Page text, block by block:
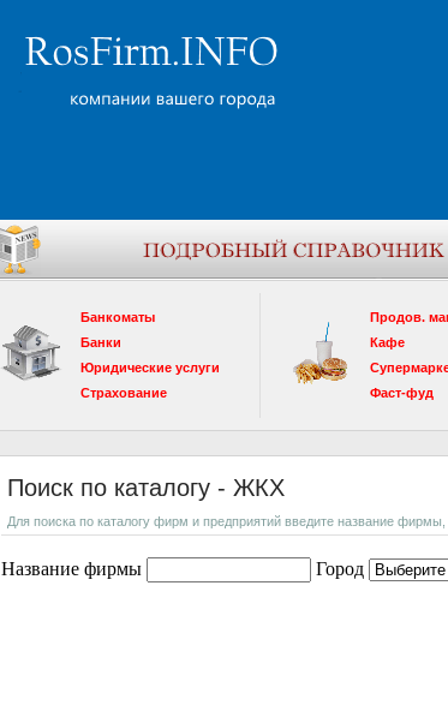
Банкоматы
Банки
Юридические услуги
Страхование
Продов.
Кафе
Фаст-фуд
Поиск по каталогу - ЖКХ
Для поиска по каталогу фирм и предприятий введите название фирмы,
Название фирмы Город